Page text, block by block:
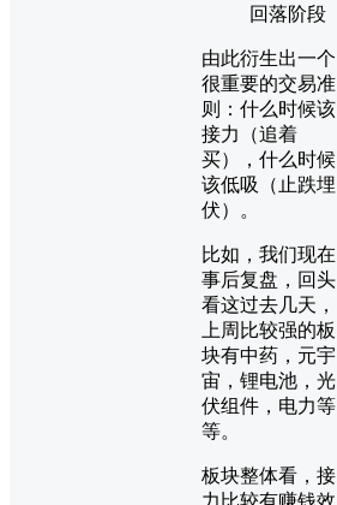
回落阶段
由此衍生出一个
很重要的交易准
则：什么时候该
接力（追着
买），什么时候
该低吸（止跌埋
伏）。
比如，我们现在
事后复盘，回头
看这过去几天，
上周比较强的板
块有中药，元宇
宙，锂电池，光
伏组件，电力等
等。
板块整体看，接
力比较有赚钱效